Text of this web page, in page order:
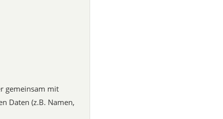
gemeinsam mit
Daten (z.B. Namen,